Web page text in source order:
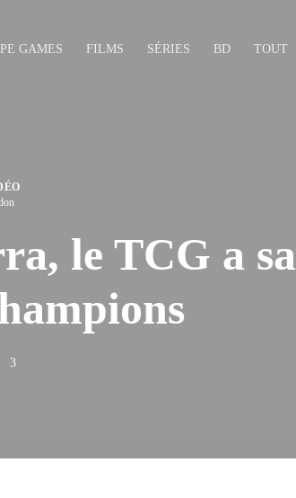
GAMES FILMS SÉRIES BD TOUT
le TCG a sa
3